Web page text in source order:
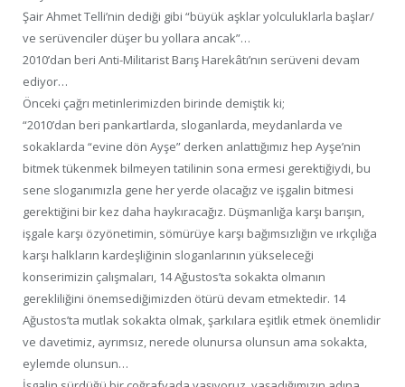
Şair Ahmet Telli’nin dediği gibi “büyük aşklar yolculuklarla başlar/
ve serüvenciler düşer bu yollara ancak”…
2010’dan beri Anti-Militarist Barış Harekâtı’nın serüveni devam
ediyor…
Önceki çağrı metinlerimizden birinde demiştik ki;
“2010’dan beri pankartlarda, sloganlarda, meydanlarda ve
sokaklarda “evine dön Ayşe” derken anlattığımız hep Ayşe’nin
bitmek tükenmek bilmeyen tatilinin sona ermesi gerektiğiydi, bu
sene sloganımızla gene her yerde olacağız ve işgalin bitmesi
gerektiğini bir kez daha haykıracağız. Düşmanlığa karşı barışın,
işgale karşı özyönetimin, sömürüye karşı bağımsızlığın ve ırkçılığa
karşı halkların kardeşliğinin sloganlarının yükseleceği
konserimizin çalışmaları, 14 Ağustos’ta sokakta olmanın
gerekliliğini önemsediğimizden ötürü devam etmektedir. 14
Ağustos’ta mutlak sokakta olmak, şarkılara eşitlik etmek önemlidir
ve davetimiz, ayrımsız, nerede olunursa olunsun ama sokakta,
eylemde olunsun…